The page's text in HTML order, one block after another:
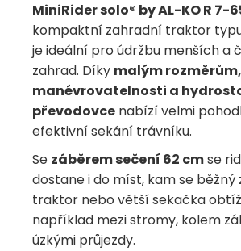
MiniRider solo® by AL-KO R 7-
kompaktní zahradní traktor
je ideální pro údržbu menších a
zahrad. Díky malým
manévrovatelnosti a
převodovce nabízí velmi
efektivní sekání trávníku.
Se záběrem sečení 62 cmse
dostane i do míst, kam se běžný
traktor nebo větší sekačka
například mezi stromy, kolem
úzkými průjezdy.